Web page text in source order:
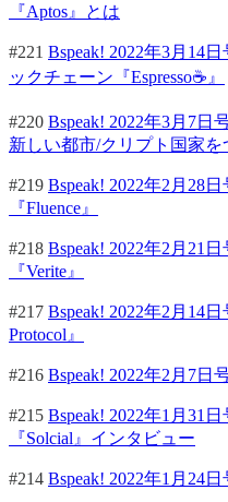
『Aptos』とは
#221 Bspeak! 2022年3月14
ックチェーン『Espresso☕』
#220 Bspeak! 2022年3月7日
新しい都市/クリプト国家を
#219 Bspeak! 2022年2月28
『Fluence』
#218 Bspeak! 2022年2月21
『Verite』
#217 Bspeak! 2022年2月14
Protocol』
#216 Bspeak! 2022年2月7日
#215 Bspeak! 2022年1月31
『Solcial』インタビュー
#214 Bspeak! 2022年1月24